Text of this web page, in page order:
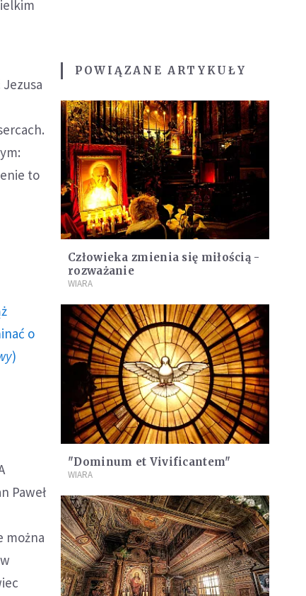
to
o
)
Paweł
można
POWIĄZANE ARTYKUŁY
Człowieka zmienia się miłością -
rozważanie
WIARA
"Dominum et Vivificantem"
WIARA